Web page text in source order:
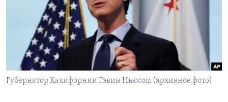
Learning English
СОЦИАЛЬНЫЕ СЕТИ
Губернатор Калифорнии Гэвин Ньюсом (архивное фото)